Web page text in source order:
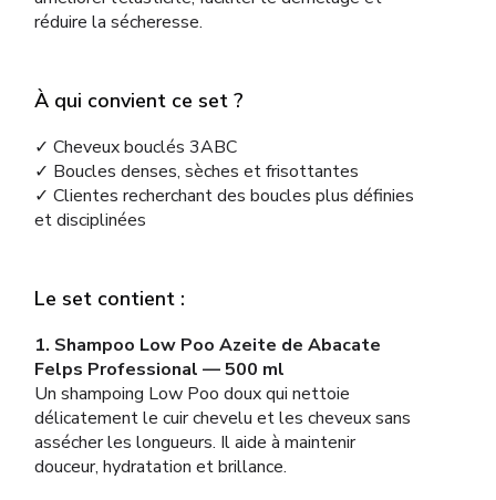
réduire la sécheresse.
À qui convient ce set ?
✓ Cheveux bouclés 3ABC
✓ Boucles denses, sèches et frisottantes
✓ Clientes recherchant des boucles plus définies
et disciplinées
Le set contient :
1. Shampoo Low Poo Azeite de Abacate
Felps Professional — 500 ml
Un shampoing Low Poo doux qui nettoie
délicatement le cuir chevelu et les cheveux sans
assécher les longueurs. Il aide à maintenir
douceur, hydratation et brillance.